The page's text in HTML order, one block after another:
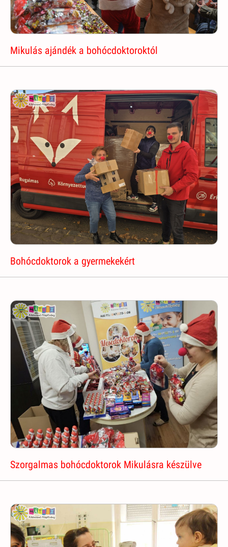
Mikulás ajándék a bohócdoktoroktól
Bohócdoktorok a gyermekekért
Szorgalmas bohócdoktorok Mikulásra készülve